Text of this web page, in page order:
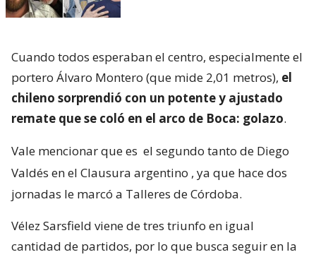
Cuando todos esperaban el centro, especialmente el
portero Álvaro Montero (que mide 2,01 metros), el
chileno sorprendió con un potente y ajustado
remate que se coló en el arco de Boca: golazo.
Vale mencionar que es el segundo tanto de Diego
Valdés en el Clausura argentino , ya que hace dos
jornadas le marcó a Talleres de Córdoba.
Vélez Sarsfield viene de tres triunfo en igual
cantidad de partidos, por lo que busca seguir en la